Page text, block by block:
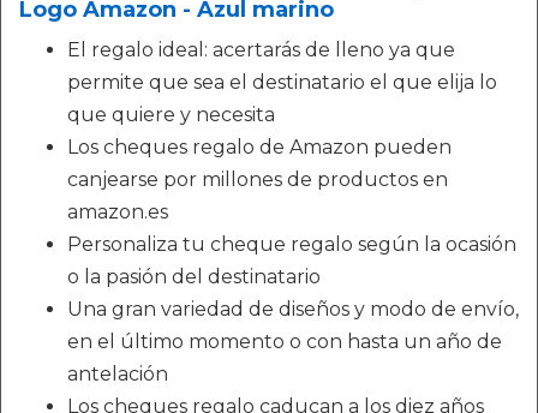
Logo Amazon - Azul marino
El regalo ideal: acertarás de lleno ya que
permite que sea el destinatario el que elija lo
que quiere y necesita
Los cheques regalo de Amazon pueden
canjearse por millones de productos en
amazon.es
Personaliza tu cheque regalo según la ocasión
o la pasión del destinatario
Una gran variedad de diseños y modo de envío,
en el último momento o con hasta un año de
antelación
Los cheques regalo caducan a los diez años